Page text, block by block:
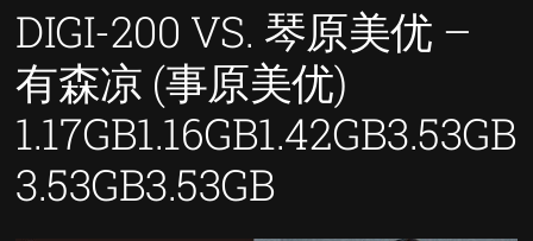
DIGI-200 VS. 琴原美优 –
有森凉 (事原美优)
1.17GB1.16GB1.42GB3.53GB
3.53GB3.53GB